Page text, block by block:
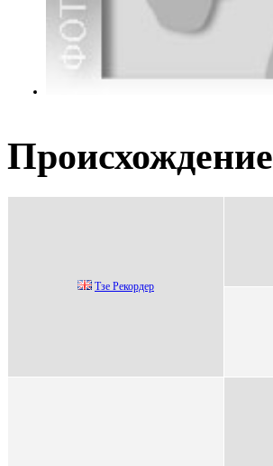
Происхождение
Тзe Peкордeр